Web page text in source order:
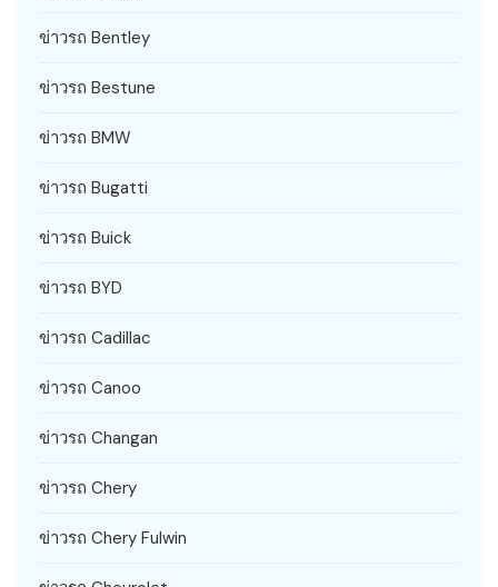
ข่าวรถ Bentley
ข่าวรถ Bestune
ข่าวรถ BMW
ข่าวรถ Bugatti
ข่าวรถ Buick
ข่าวรถ BYD
ข่าวรถ Cadillac
ข่าวรถ Canoo
ข่าวรถ Changan
ข่าวรถ Chery
ข่าวรถ Chery Fulwin